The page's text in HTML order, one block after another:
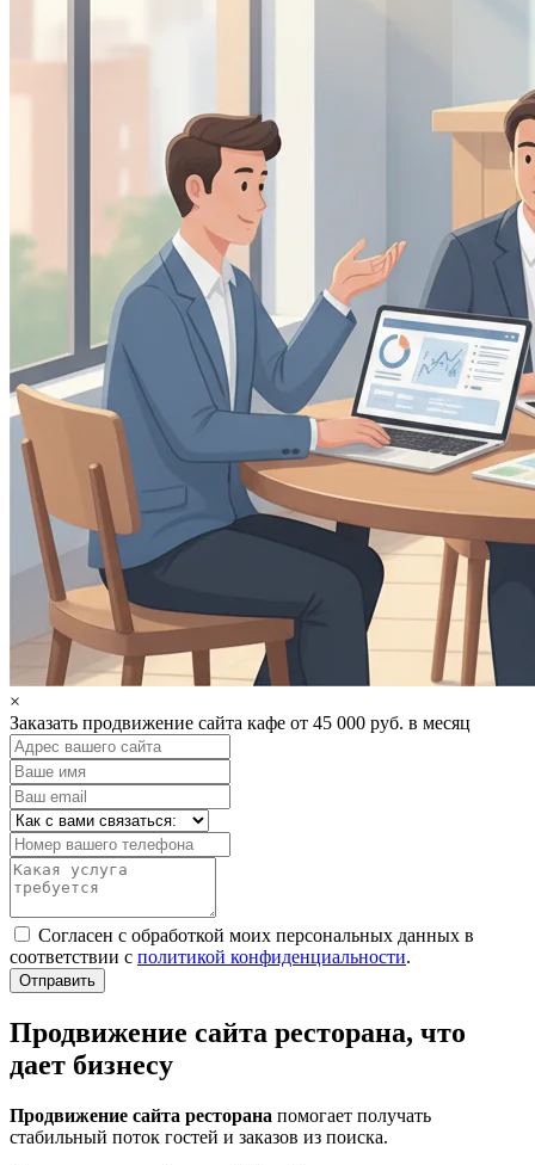
×
Заказать продвижение сайта кафе от 45 000 руб. в месяц
Согласен с обработкой моих персональных данных в
соответствии с политикой конфиденциальности.
Отправить
Продвижение сайта ресторана, что
дает бизнесу
Продвижение сайта ресторана помогает получать
стабильный поток гостей и заказов из поиска.